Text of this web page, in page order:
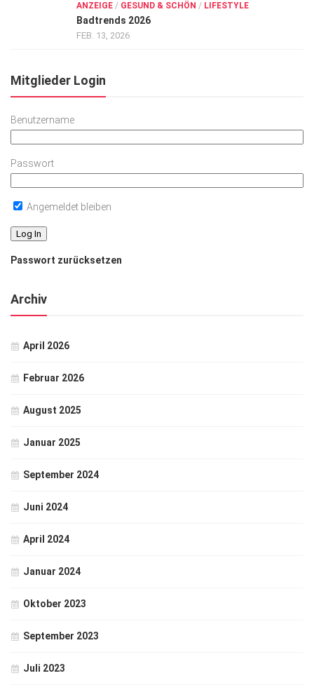
ANZEIGE / GESUND & SCHÖN / LIFESTYLE
Badtrends 2026
FEB. 13, 2026
Mitglieder Login
Benutzername
Passwort
Angemeldet bleiben
Passwort zurücksetzen
Archiv
April 2026
Februar 2026
August 2025
Januar 2025
September 2024
Juni 2024
April 2024
Januar 2024
Oktober 2023
September 2023
Juli 2023